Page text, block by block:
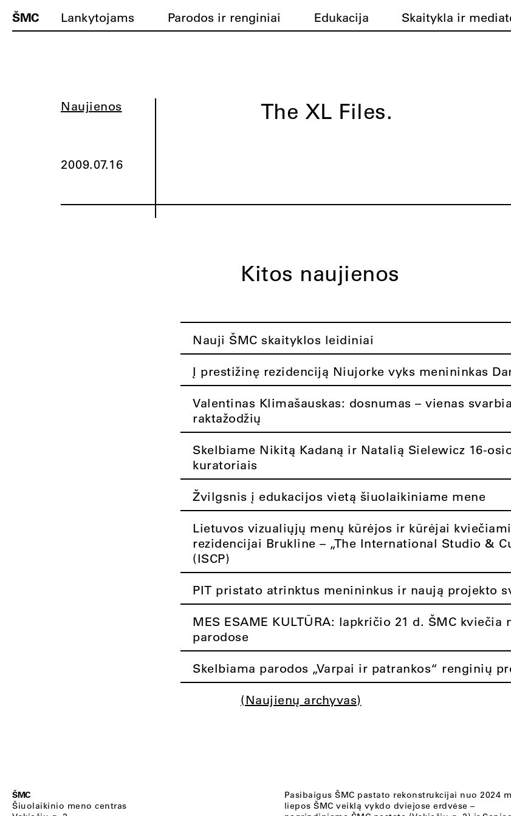
ŠMC Lankytojams Parodos ir renginiai Edukacija Skaitykla ir
Naujienos
2009.07.16
The XL Files.
Kitos naujienos
Nauji ŠMC skaityklos leidiniai
Į prestižinę rezidenciją Niujorke vyks menininkas
Valentinas Klimašauskas: dosnumas – vienas
raktažodžių
Skelbiame Nikitą Kadaną ir Natalią Sielewicz 16-
kuratoriais
Žvilgsnis į edukacijos vietą šiuolaikiniame mene
Lietuvos vizualiųjų menų kūrėjos ir kūrėjai
rezidencijai Brukline – „The International Studio &
(ISCP)
PIT pristato atrinktus menininkus ir naują projekto
MES ESAME KULTŪRA: lapkričio 21 d. ŠMC
parodose
Skelbiama parodos „Varpai ir patrankos“ renginių
(Naujienų archyvas)
ŠMC
Šiuolaikinio meno centras
Pasibaigus ŠMC pastato rekonstrukcijai nuo 2024
liepos ŠMC veiklą vykdo dviejose erdvėse –